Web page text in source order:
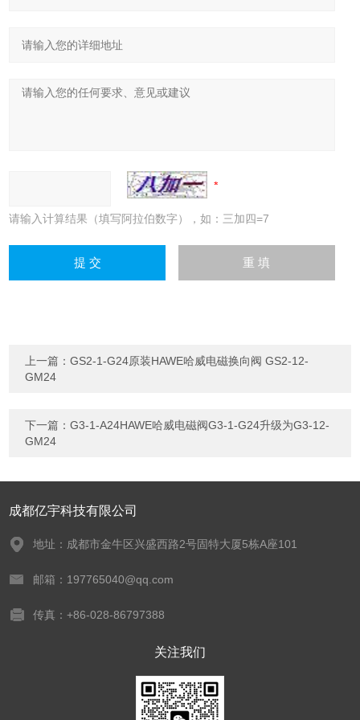
请输入计算结果（填写阿拉伯数字），如：三加四=7
上一篇：GS2-1-G24原装HAWE哈威电磁换向阀 GS2-12-
GM24
下一篇：G3-1-A24HAWE哈威电磁阀G3-1-G24升级为G3-12-
GM24
成都亿宇科技有限公司
地址：成都市金牛区兴盛西路2号固特大厦5栋A座101
邮箱：197765040@qq.com
传真：+86-028-86797388
关注我们